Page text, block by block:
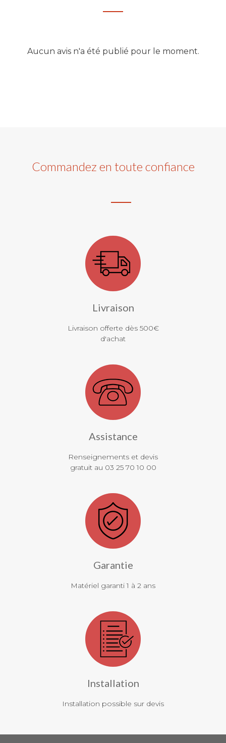
Aucun avis n'a été publié pour le moment.
Commandez en toute confiance
Livraison
Livraison offerte dès 500€
d'achat
Assistance
Renseignements et devis
gratuit au 03 25 70 10 00
Garantie
Matériel garanti 1 à 2 ans
Installation
Installation possible sur devis